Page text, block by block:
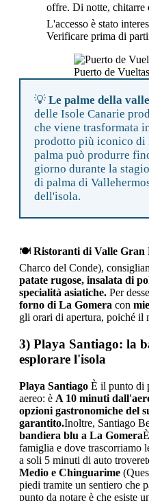
offre. Di notte, chitarre
L'accesso è stato
Verificare prima di
Puerto de
💡 Le palme della
delle Isole Canarie
che viene trasformata
prodotto più iconico di
palma può produrre
giorno durante la
di palma di
dell'isola.
🍽️ Ristoranti di Valle Gran
Charco del Conde),
patate rugose, insalata di
specialità asiatiche. Per
forno di La Gomera con
gli orari di apertura, poiché il
3) Playa Santiago: la
esplorare l'isola
Playa Santiago È il punto di
aereo: è A 10 minuti
opzioni gastronomiche del
garantito.Inoltre, Santiago
bandiera blu a La Gomera
famiglia e dove trascorriamo
a soli 5 minuti di auto
Medio e Chinguarime
piedi tramite un sentiero che
punto da notare è che esiste